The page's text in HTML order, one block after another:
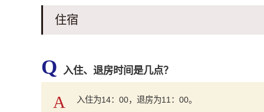
住宿
Q 入住、退房时间是几点？
A 入住为14：00，退房为11：00。